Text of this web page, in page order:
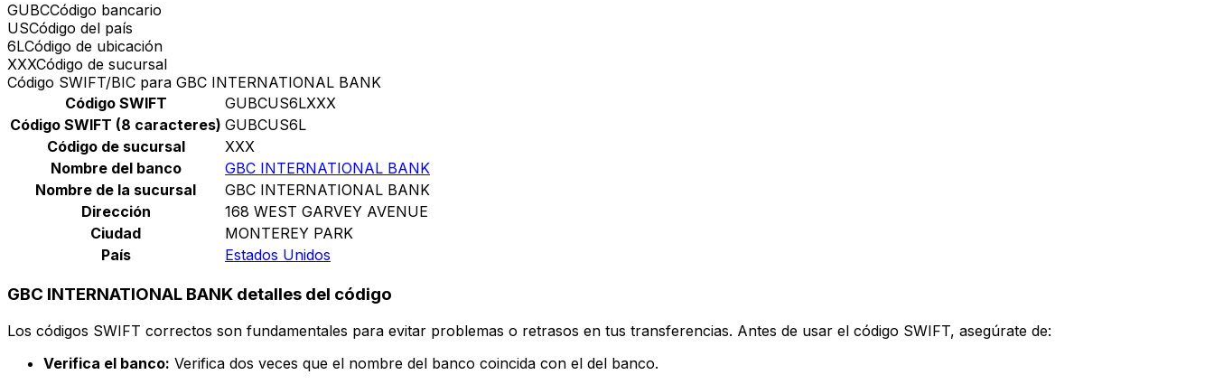
GUBCCódigo bancario
USCódigo del país
6LCódigo de ubicación
XXXCódigo de sucursal
Código SWIFT/BIC para GBC INTERNATIONAL BANK
Código SWIFT
GUBCUS6LXXX
Código SWIFT (8 caracteres) GUBCUS6L
Código de sucursal
XXX
Nombre del banco
GBC INTERNATIONAL BANK
Nombre de la sucursal
GBC INTERNATIONAL BANK
Dirección
168 WEST GARVEY AVENUE
Ciudad
MONTEREY PARK
País
Estados Unidos
GBC INTERNATIONAL BANK detalles del código
Los códigos SWIFT correctos son fundamentales para evitar problemas o retrasos en tus transferencias. Antes de usar el código SWIFT, asegúrate de:
Verifica el banco: Verifica dos veces que el nombre del banco coincida con el del banco.